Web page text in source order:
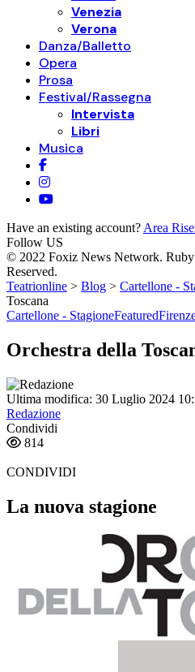
Venezia
Verona
Danza/Balletto
Opera
Prosa
Festival/Rassegna
Intervista
Libri
Musica
Have an existing account? Area
Follow US
© 2022 Foxiz News Network.
Reserved.
Teatrionline > Blog > Cartellone -
Toscana
Cartellone - StagioneFeatured
Orchestra della
Ultima modifica: 30 Luglio 2024
Redazione
Condividi
814
CONDIVIDI
La nuova stagione